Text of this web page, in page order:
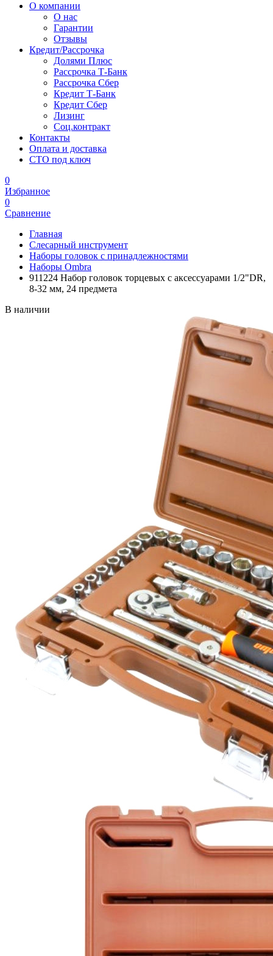
О компании
О нас
Гарантии
Отзывы
Кредит/Рассрочка
Долями Плюс
Рассрочка Т-Банк
Рассрочка Сбер
Кредит Т-Банк
Кредит Сбер
Лизинг
Соц.контракт
Контакты
Оплата и доставка
СТО под ключ
0
Избранное
0
Сравнение
Главная
Слесарный инструмент
Наборы головок с принадлежностями
Наборы Ombra
911224 Набор головок торцевых с аксессуарами 1/2"DR,
8-32 мм, 24 предмета
В наличии